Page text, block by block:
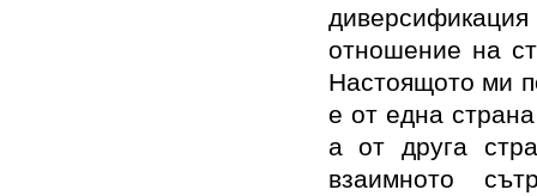
отношение на
Настоящото ми
е от една
а от друга
взаимното